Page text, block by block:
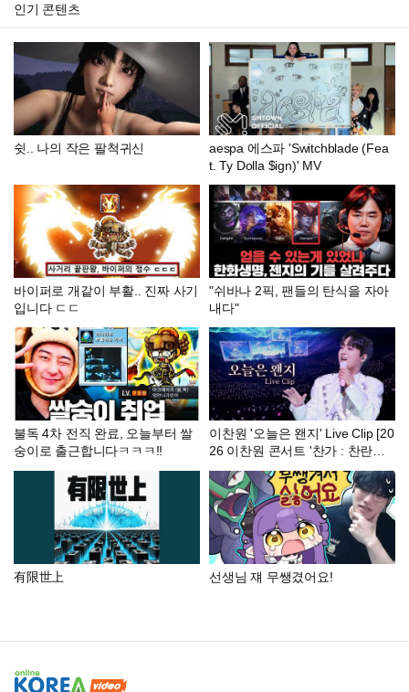
인기 콘텐츠
쉿.. 나의 작은 팔척귀신
aespa 에스파 'Switchblade (Fea
t. Ty Dolla $ign)' MV
바이퍼로 개같이 부활.. 진짜 사기
입니다 ㄷㄷ
"쉬바나 2픽, 팬들의 탄식을 자아
내다"
불독 4차 전직 완료, 오늘부터 쌀
숭이로 출근합니다ㅋㅋㅋ!!
이찬원 '오늘은 왠지' Live Clip [20
26 이찬원 콘서트 '찬가 : 찬란한
하루']
有限世上 선생님 쟤 무쌩겼어요!